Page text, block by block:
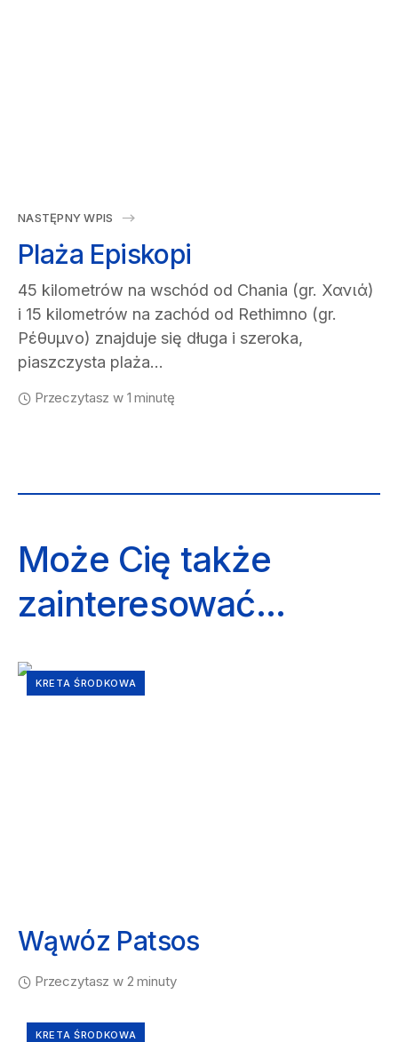
NASTĘPNY WPIS
Plaża Episkopi
45 kilometrów na wschód od Chania (gr. Χανιά)
i 15 kilometrów na zachód od Rethimno (gr.
Ρέθυμνο) znajduje się długa i szeroka,
piaszczysta plaża…
Przeczytasz w 1 minutę
Może Cię także
zainteresować...
KRETA ŚRODKOWA
Wąwóz Patsos
Przeczytasz w 2 minuty
KRETA ŚRODKOWA